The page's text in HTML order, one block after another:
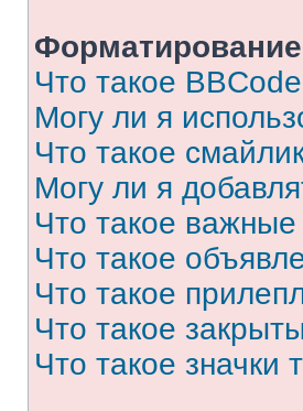
Что такое
Могу ли я
Что такое
Могу ли я
Что такое
Что такое
Что такое
Что такое
Что такое значки